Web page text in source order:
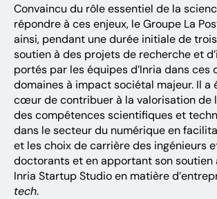
Convaincu du rôle essentiel de la
répondre à ces enjeux, le Groupe La
ainsi, pendant une durée initiale de
soutien à des projets de recherche et
portés par les équipes d’Inria dans ces
domaines à impact sociétal majeur. Il a
cœur de contribuer à la valorisation de
des compétences scientifiques et
dans le secteur du numérique en
et les choix de carrière des ingénieurs
doctorants et en apportant son soutien
Inria Startup Studio en matière
tech.